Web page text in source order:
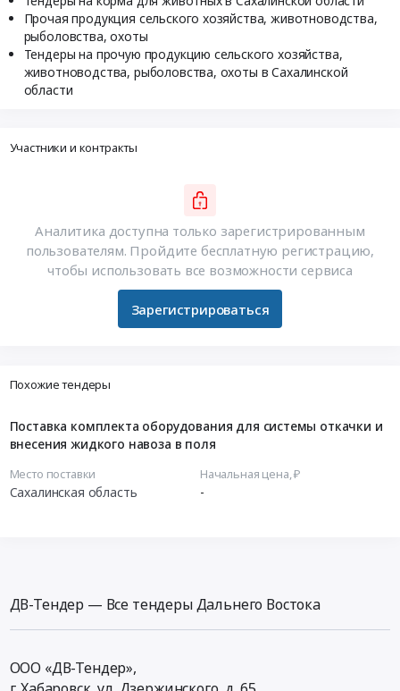
Прочая продукция сельского хозяйства, животноводства,
рыболовства, охоты
Тендеры на прочую продукцию сельского хозяйства,
животноводства, рыболовства, охоты в Сахалинской
области
Участники и контракты
Аналитика доступна только зарегистрированным
пользователям. Пройдите бесплатную регистрацию,
чтобы использовать все возможности сервиса
Зарегистрироваться
Похожие тендеры
Поставка комплекта оборудования для системы откачки и
внесения жидкого навоза в поля
Место поставки
Сахалинская область
Начальная цена, ₽
-
ДВ-Тендер — Все тендеры Дальнего Востока
ООО «ДВ-Тендер»,